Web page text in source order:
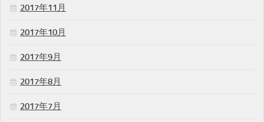
2017年11月
2017年10月
2017年9月
2017年8月
2017年7月